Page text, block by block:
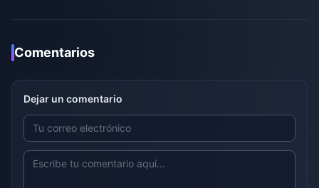
Comentarios
Dejar un comentario